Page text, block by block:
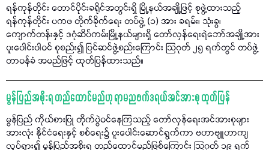
ရန်ကုန်တိုင်း တောင်ပိုင်းခရိုင်အတွင်းရှိ မြို့နယ်အချို့ဖြင့် စုဖွဲ့ထားသည့်
ရန်ကုန်တိုင်း ပကဖ တိုက်ခိုက်ရေး တပ်ဖွဲ့ (၁) အား ခရမ်း၊ သုံးခွ၊
ကျောက်တန်းနှင့် ဒဂုံဆိပ်ကမ်းမြို့နယ်များရှိ တော်လှန်ရေးရဲဘော်အချို့အား
ပူးပေါင်းပါဝင် စုစည်း၍ ပြင်ဆင်ဖွဲ့စည်းကြောင်း သြဂုတ် ၂၅ ရက်တွင် တပ်ဖွဲ့
တာဝန်ခံ အမည်ဖြင့် ထုတ်ပြန်ထားသည်။
မွန်ပြည်အစိုးရ တည်ထောင်မည်ဟု ရာမညဖက်ဒရယ်အင်အားစု ထုတ်ပြန်
မွန်ပြည် ကိုယ်စားပြု တိုက်ပွဲဝင်နေကြသည့် တော်လှန်ရေးအင်အားစုများ
အားလုံး နိုင်ငံရေးနှင့် စစ်ရေး၌ ပူးပေါင်းဆောင်ရွက်ကာ ဗဟာဗျူဟာကျ
လှုပ်ရှား၍ မွန်ပြည်အစိုးရ တည်ထောင်မည်ဖြစ်ကြောင်း သြဂုတ် ၁၉ ရက်